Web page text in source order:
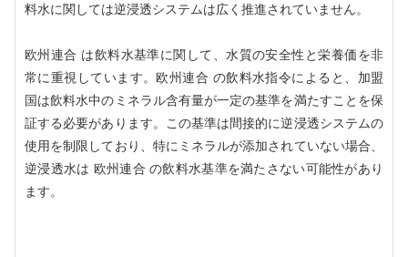
料水に関しては逆浸透システムは広く推進されていません。
欧州連合 は飲料水基準に関して、水質の安全性と栄養価を非
常に重視しています。欧州連合 の飲料水指令によると、加盟
国は飲料水中のミネラル含有量が一定の基準を満たすことを保
証する必要があります。この基準は間接的に逆浸透システムの
使用を制限しており、特にミネラルが添加されていない場合、
逆浸透水は 欧州連合 の飲料水基準を満たさない可能性があり
ます。